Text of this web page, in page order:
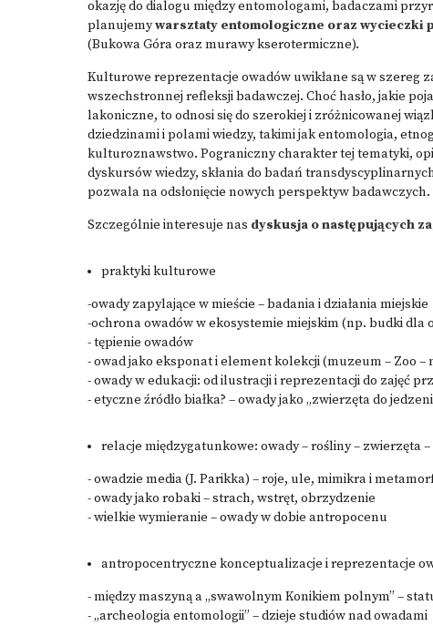
okazję do dialogu między entomologami, badaczami
planujemywarsztaty entomologiczne oraz wycieczki
(Bukowa Góra oraz murawy kserotermiczne).
Kulturowe reprezentacje owadów uwikłane są w szereg
wszechstronnej refleksji badawczej. Choć hasło, jakie
lakoniczne, to odnosi się do szerokiej i zróżnicowanej
dziedzinami i polami wiedzy, takimi jak entomologia,
kulturoznawstwo. Pograniczny charakter tej tematyki,
dyskursów wiedzy, skłania do badań
pozwala na odsłonięcie nowych perspektyw badawczych.
Szczególnie interesuje nas dyskusja o następujących
praktyki kulturowe
-owady zapylające w mieście – badania i działania miejskie
-ochrona owadów w ekosystemie miejskim (np. budki dla
- tępienie owadów
- owad jako eksponat i element kolekcji (muzeum – Zoo –
- owady w edukacji: od ilustracji i reprezentacji do zajęć
- etyczne źródło białka? – owady jako „zwierzęta do
relacje międzygatunkowe: owady – rośliny – zwierzęta
- owadzie media (J. Parikka) – roje, ule, mimikra i
- owady jako robaki – strach, wstręt, obrzydzenie
- wielkie wymieranie – owady w dobie antropocenu
antropocentryczne konceptualizacje i reprezentacje
- między maszyną a „swawolnym Konikiem polnym” –
- „archeologia entomologii” – dzieje studiów nad owadami